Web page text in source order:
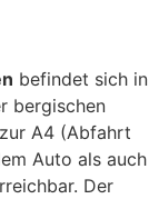
befindet sich in
bergischen
A4 (Abfahrt
Auto als auch
Der